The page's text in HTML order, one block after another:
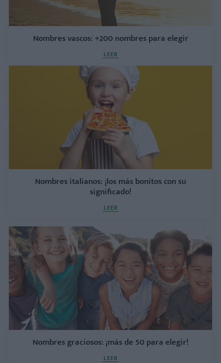
Nombres vascos: +200 nombres para elegir
LEER
Nombres italianos: ¡los más bonitos con su
significado!
LEER
Nombres graciosos: ¡más de 50 para elegir!
LEER